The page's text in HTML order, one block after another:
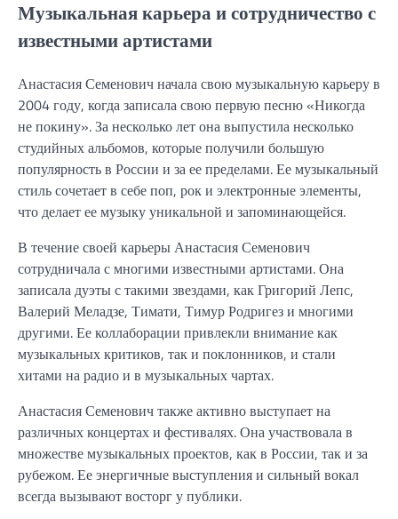
Музыкальная карьера и сотрудничество с
известными артистами
Анастасия Семенович начала свою музыкальную карьеру в
2004 году, когда записала свою первую песню «Никогда
не покину». За несколько лет она выпустила несколько
студийных альбомов, которые получили большую
популярность в России и за ее пределами. Ее музыкальный
стиль сочетает в себе поп, рок и электронные элементы,
что делает ее музыку уникальной и запоминающейся.
В течение своей карьеры Анастасия Семенович
сотрудничала с многими известными артистами. Она
записала дуэты с такими звездами, как Григорий Лепс,
Валерий Меладзе, Тимати, Тимур Родригез и многими
другими. Ее коллаборации привлекли внимание как
музыкальных критиков, так и поклонников, и стали
хитами на радио и в музыкальных чартах.
Анастасия Семенович также активно выступает на
различных концертах и фестивалях. Она участвовала в
множестве музыкальных проектов, как в России, так и за
рубежом. Ее энергичные выступления и сильный вокал
всегда вызывают восторг у публики.